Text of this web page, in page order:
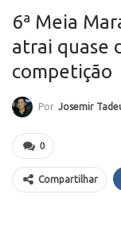
6ª Meia
atrai quase
competição
Por Josemir Tadeu
0
Compartilhar